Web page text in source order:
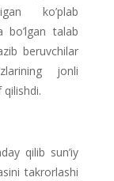
ko’plab
bo’lgan talab
beruvchilar
jonli
qilib sun’iy
takrorlashi